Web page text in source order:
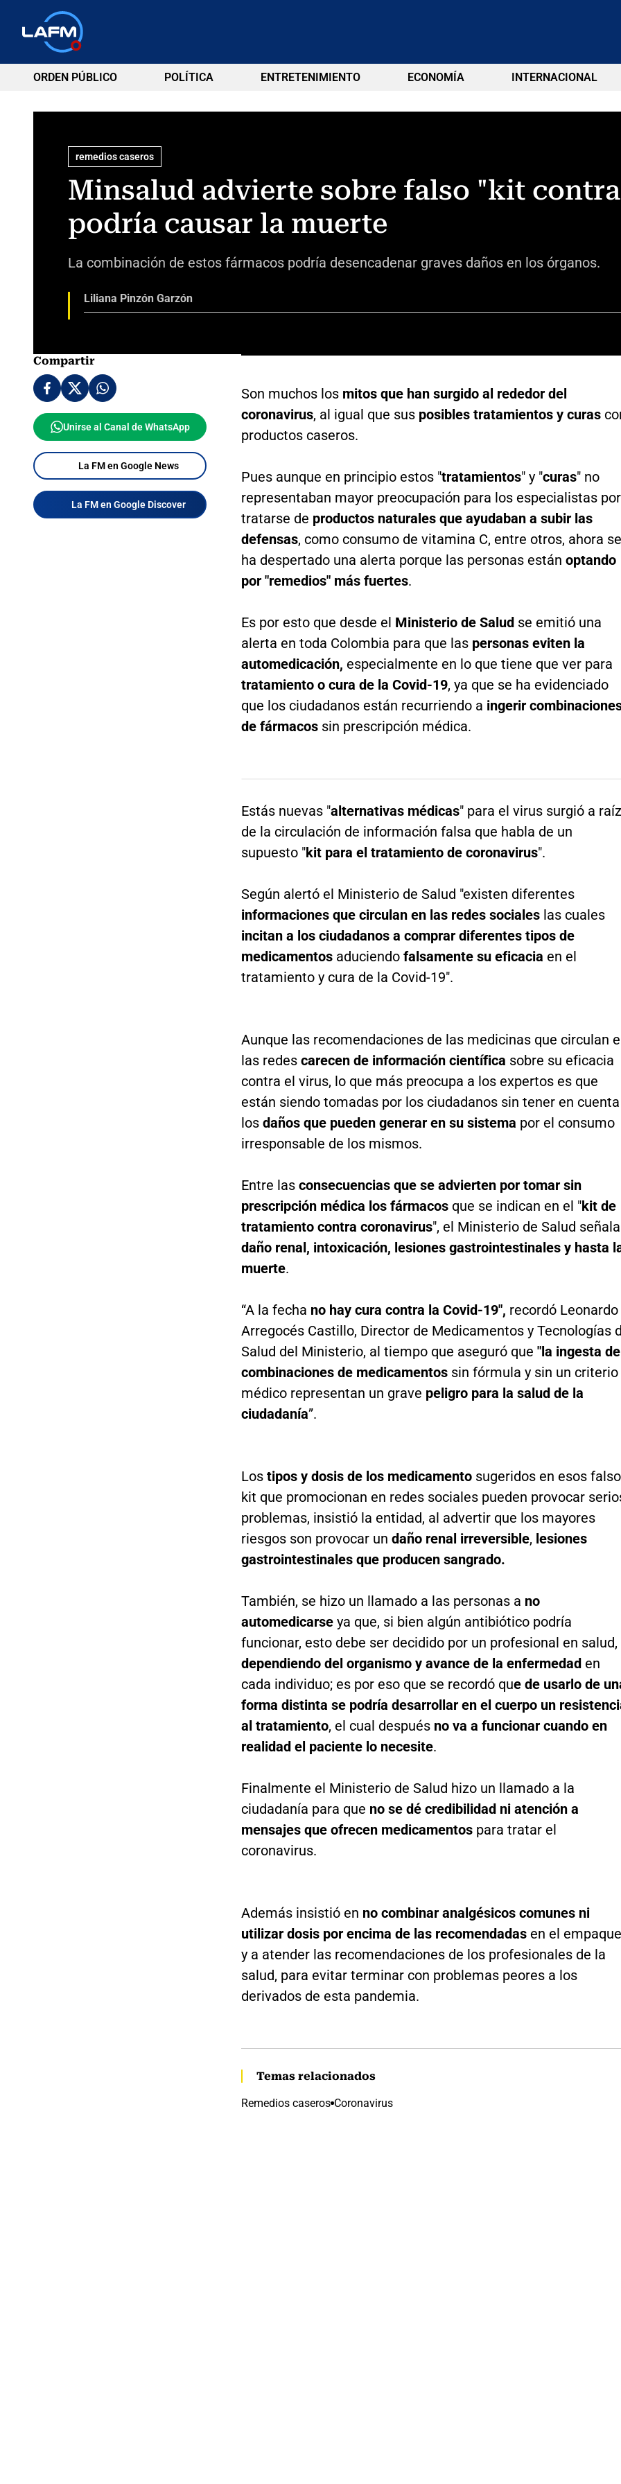
ORDEN PÚBLICO POLÍTICA ENTRETENIMIENTO ECONOMÍA INTERNACIONAL
remedios caseros
Minsalud advierte sobre falso "kit
podría causar la muerte
La combinación de estos fármacos podría desencadenar graves daños en los órganos.
Liliana Pinzón Garzón
Compartir
Unirse al Canal de WhatsApp
La FM en Google News
La FM en Google Discover
Son muchos los mitos que han surgido al rededor del
coronavirus, al igual que sus posibles tratamientos y curas
productos caseros.
Pues aunque en principio estos "tratamientos" y "curas" no
representaban mayor preocupación para los especialistas por
tratarse de productos naturales que ayudaban a subir las
defensas, como consumo de vitamina C, entre otros, ahora se
ha despertado una alerta porque las personas están optando
por "remedios" más fuertes.
Es por esto que desde el Ministerio de Saludse emitió una
alerta en toda Colombia para que las personas eviten la
automedicación, especialmente en lo que tiene que ver para
tratamiento o cura de la Covid-19, ya que se ha evidenciado
que los ciudadanos están recurriendo a ingerir
de fármacos sin prescripción médica.
Estás nuevas "alternativas médicas" para el virus surgió a raíz
de la circulación de información falsa que habla de un
supuesto "kit para el tratamiento de coronavirus".
Según alertó el Ministerio de Salud "existen diferentes
informaciones que circulan en las redes sociales las cuales
incitan a los ciudadanos a comprar diferentes tipos de
medicamentosaduciendofalsamente su eficacia en el
tratamiento y cura de la Covid-19".
Aunque las recomendaciones de las medicinas que circulan
las redes carecen de información científica sobre su eficacia
contra el virus, lo que más preocupa a los expertos es que
están siendo tomadas por los ciudadanos sin tener en cuenta
los daños que pueden generar en su sistema por el consumo
irresponsable de los mismos.
Entre las consecuencias que se advierten por tomar sin
prescripción médica los fármacos que se indican en el "kit de
tratamiento contra coronavirus", el Ministerio de Salud
daño renal, intoxicación, lesiones gastrointestinales y hasta
muerte.
“A la fecha no hay cura contra la Covid-19", recordó Leonardo
Arregocés Castillo, Director de Medicamentos y Tecnologías
Salud del Ministerio, al tiempo que aseguró que "la ingesta de
combinaciones de medicamentossin fórmula y sin un criterio
médico representan un grave peligro para la salud de la
ciudadanía”.
Lostipos y dosis de los medicamentosugeridos en esos
kit que promocionan en redes sociales pueden provocar
problemas, insistió la entidad, al advertir que los mayores
riesgos son provocar un daño renal irreversible, lesiones
gastrointestinales que producen sangrado.
También, se hizo un llamado a las personas a no
automedicarse ya que, si bien algún antibiótico podría
funcionar, esto debe ser decidido por un profesional en salud,
dependiendo del organismo y avance de la enfermedaden
cada individuo; es por eso que se recordó que de usarlo de
forma distinta se podría desarrollar en el cuerpo un
al tratamiento, el cual después no va a funcionar cuando en
realidad el paciente lo necesite.
Finalmente el Ministerio de Salud hizo un llamado a la
ciudadanía para que no se dé credibilidad ni atención a
mensajes que ofrecen medicamentos para tratar el
coronavirus.
Además insistió en no combinar analgésicos comunes ni
utilizar dosis por encima de las recomendadasen el
y a atender las recomendaciones de los profesionales de la
salud, para evitar terminar con problemas peores a los
derivados de esta pandemia.
Temas relacionados
Remedios caseros Coronavirus